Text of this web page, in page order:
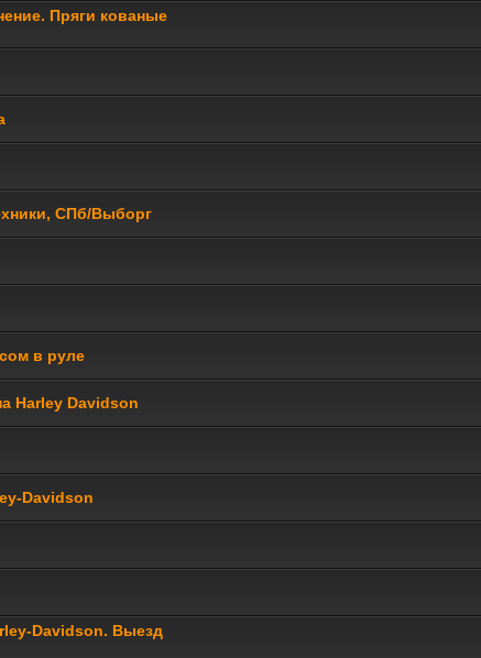
Пряги кованые
СПб/Выборг
в руле
Harley Davidson
Davidson
Davidson. Выезд